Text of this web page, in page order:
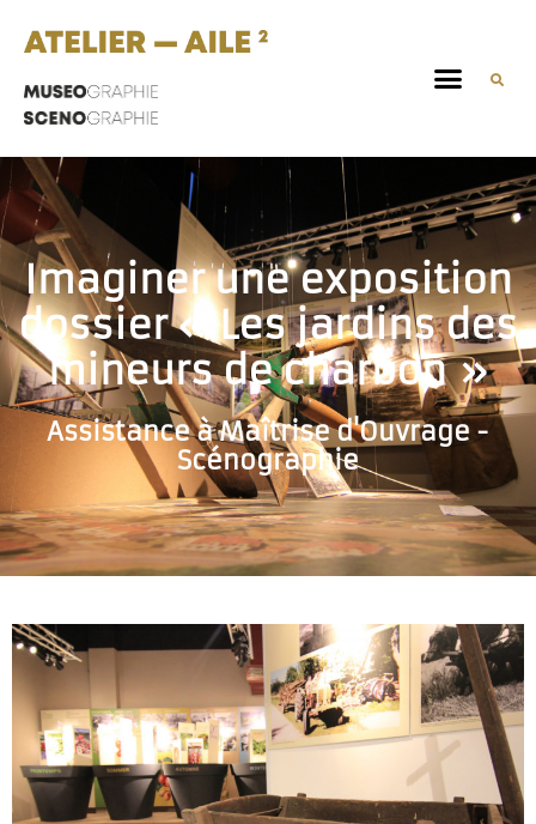
Imaginer une exposition
dossier « Les jardins des
mineurs de charbon »
Assistance à Maîtrise d'Ouvrage -
Scénographie